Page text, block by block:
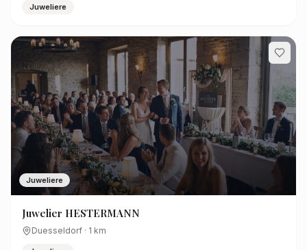
Juweliere
Juweliere
Juwelier HESTERMANN
Duesseldorf · 1 km